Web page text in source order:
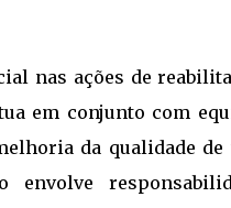
nas ações de
em conjunto com
da qualidade de